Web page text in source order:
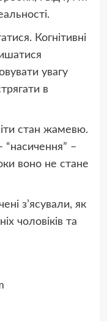
Когнітивні
увагу
в
стан жамевю.
–
воно не стане
з’ясували, як
чоловіків та